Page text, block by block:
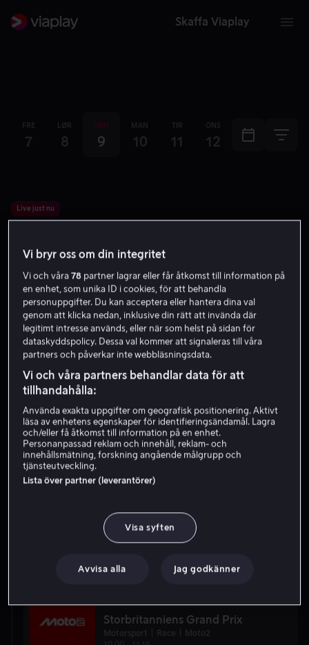
Skaffa Viaplay
FRE
7
LØR
8
SØN
9
MAN
10
TIR
11
ONS
12 13 14
Live just nu
Live
Storbritanniens Grand Prix
Motorsport Race
MotoGP
11.15-13.45
23:00
23.00- 00.30
08:00
Tidigare
Motorsport Uppvärmning
08.35 - 09.45
Storbritanniens Grand Prix
Motorsport Race
Moto2
Vi bryr oss om din integritet
Vi och våra78 partner lagrar eller får åtkomst till information på
en enhet, som unika ID i cookies, för att behandla
personuppgifter. Du kan acceptera eller hantera dina val
genom att klicka nedan, inklusive din rätt att invända där
legitimt intresse används, eller när som helst på sidan för
dataskyddspolicy. Dessa val kommer att signaleras till våra
partners och påverkar inte webbläsningsdata.
Vi och våra partners behandlar data för att
tillhandahålla:
Använda exakta uppgifter om geografisk positionering. Aktivt
läsa av enhetens egenskaper för identifieringsändamål. Lagra
och/eller få åtkomst till information på en enhet.
Personanpassad reklam och innehåll, reklam- och
innehållsmätning, forskning angående målgrupp och
tjänsteutveckling.
Lista över partner (leverantörer)
Visa syften
Avvisa alla Jag godkänner